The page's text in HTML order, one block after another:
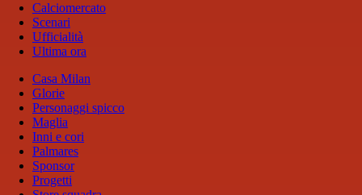
Calciomercato
Scenari
Ufficialità
Ultima ora
Casa Milan
Glorie
Personaggi spicco
Maglia
Inni e cori
Palmares
Sponsor
Progetti